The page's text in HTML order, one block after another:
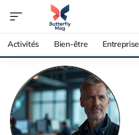
Activités Bien-être Entreprise